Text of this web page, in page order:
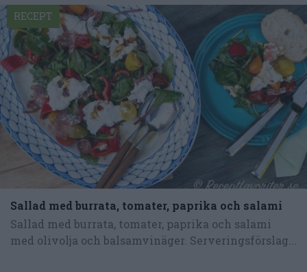
Sallad med burrata, tomater, paprika och salami
Sallad med burrata, tomater, paprika och salami
med olivolja och balsamvinäger. Serveringsförslag...
RECEPT